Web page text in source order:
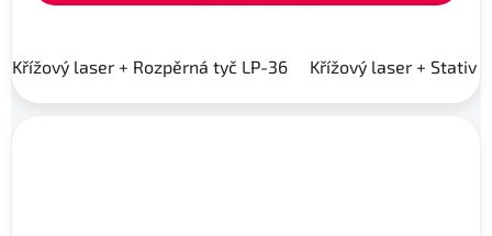
Křížový laser + Rozpěrná tyč LP-36 Křížový laser + Stativ